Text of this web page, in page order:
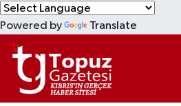
Powered by Translate
KIBRIS
DÜNYA
Lefkoşa Nöbetçi Eczaneler
Lefkoşa Hava Durumu